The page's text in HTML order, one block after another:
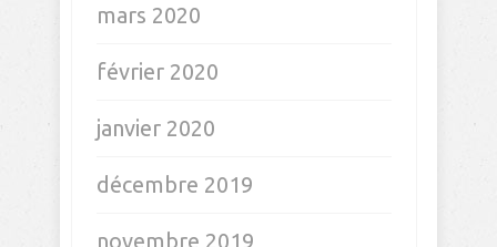
mars 2020
février 2020
janvier 2020
décembre 2019
novembre 2019